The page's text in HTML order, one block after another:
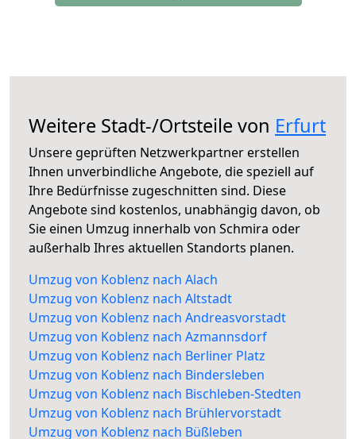
Weitere Stadt-/Ortsteile von Erfurt
Unsere geprüften Netzwerkpartner erstellen
Ihnen unverbindliche Angebote, die speziell auf
Ihre Bedürfnisse zugeschnitten sind. Diese
Angebote sind kostenlos, unabhängig davon, ob
Sie einen Umzug innerhalb von Schmira oder
außerhalb Ihres aktuellen Standorts planen.
Umzug von Koblenz nach Alach
Umzug von Koblenz nach Altstadt
Umzug von Koblenz nach Andreasvorstadt
Umzug von Koblenz nach Azmannsdorf
Umzug von Koblenz nach Berliner Platz
Umzug von Koblenz nach Bindersleben
Umzug von Koblenz nach Bischleben-Stedten
Umzug von Koblenz nach Brühlervorstadt
Umzug von Koblenz nach Büßleben